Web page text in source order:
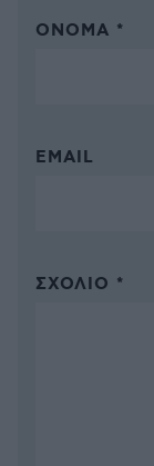
ΌΝΟΜΑ *
EMAIL
ΣΧΌΛΙΟ *